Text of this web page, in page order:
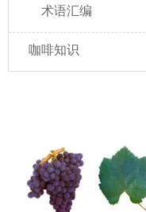
术语汇编
咖啡知识